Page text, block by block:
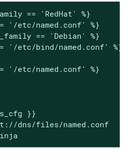
== 'RedHat' %}
'/etc/named.conf' %}
== 'Debian' %}
'/etc/bind/named.conf' %}
'/etc/named.conf' %}
}}
dns/files/named.conf